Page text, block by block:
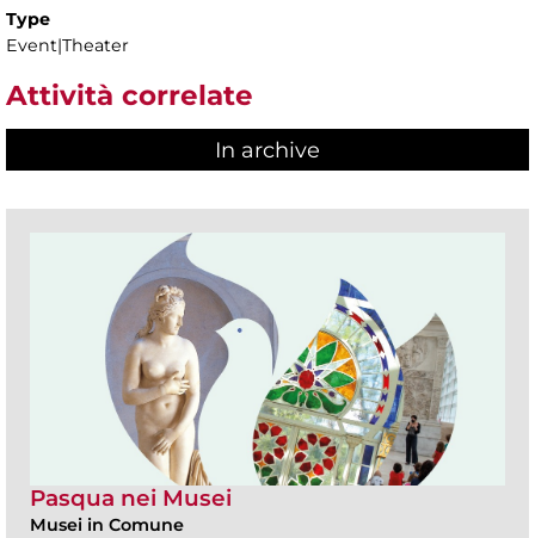
Type
Event|Theater
Attività correlate
In archive
Pasqua nei Musei
Musei in Comune